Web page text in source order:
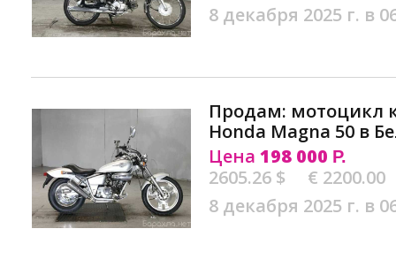
8 декабря 2025 г. в
Продам: мотоцикл
Honda Magna 50 в
Цена 198 000 Р.
2605.26 $
€ 2200.00
8 декабря 2025 г. в